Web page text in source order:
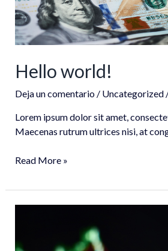
Hello world!
Deja un comentario / Uncategorized
Lorem ipsum dolor sit amet,
Maecenas rutrum ultrices nisi, at
Read More »